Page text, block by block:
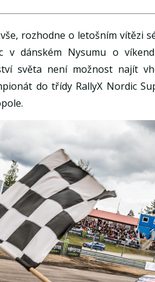
rozhodne o letošním vítězi
v dánském Nysumu o
světa není možnost najít
do třídy RallyX Nordic